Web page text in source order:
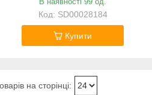
SD00028184
Купити